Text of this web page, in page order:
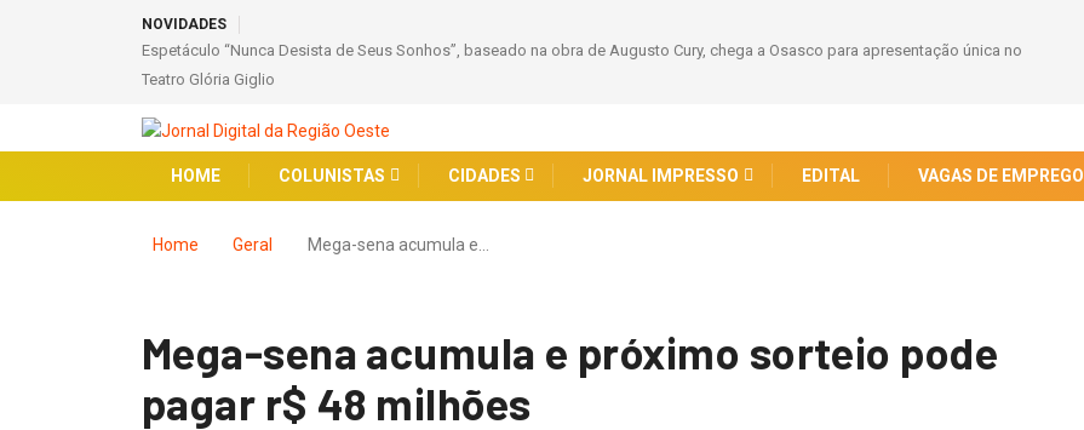
NOVIDADES
Espetáculo “Nunca Desista de Seus Sonhos”, baseado na obra de Augusto Cury, chega a Osasco para apresentação única no
Teatro Glória Giglio
HOME COLUNISTAS CIDADES JORNAL IMPRESSO EDITAL VAGAS DE EMPREGO
Home Geral Mega-sena acumula e…
Mega-sena acumula e próximo sorteio pode
pagar r$ 48 milhões